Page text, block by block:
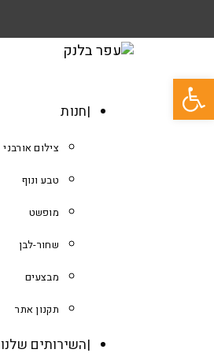
חנות
צילום אורבני
טבע ונוף
מופשט
שחור-לבן
מבצעים
תקנון אתר
השירותים שלנו
פתח סרגל נגישות